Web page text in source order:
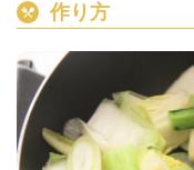
作り方